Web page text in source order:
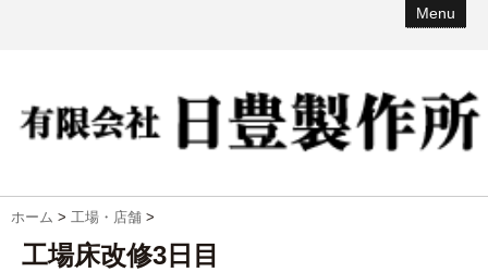
Menu
ホーム > 工場・店舗 >
工場床改修3日目